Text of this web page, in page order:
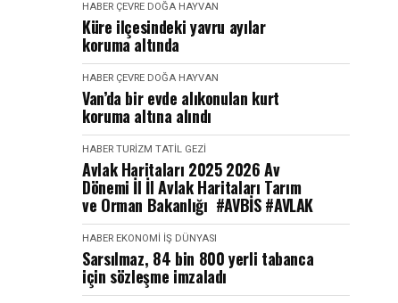
HABER ÇEVRE DOĞA HAYVAN
Küre ilçesindeki yavru ayılar
koruma altında
HABER ÇEVRE DOĞA HAYVAN
Van’da bir evde alıkonulan kurt
koruma altına alındı
HABER TURIZM TATIL GEZI
Avlak Haritaları 2025 2026 Av
Dönemi İl İl Avlak Haritaları Tarım
ve Orman Bakanlığı #AVBİS #AVLAK
HABER EKONOMI İŞ DÜNYASI
Sarsılmaz, 84 bin 800 yerli tabanca
için sözleşme imzaladı